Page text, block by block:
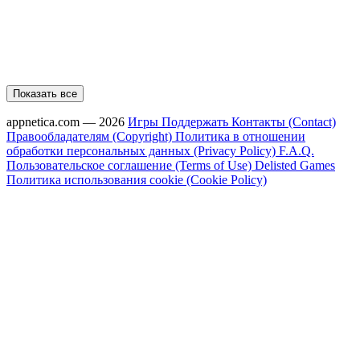
Показать все
appnetica.com — 2026 Игры Поддержать Контакты (Contact)
Правообладателям (Copyright) Политика в отношении
обработки персональных данных (Privacy Policy) F.A.Q.
Пользовательское соглашение (Terms of Use) Delisted Games
Политика использования cookie (Cookie Policy)